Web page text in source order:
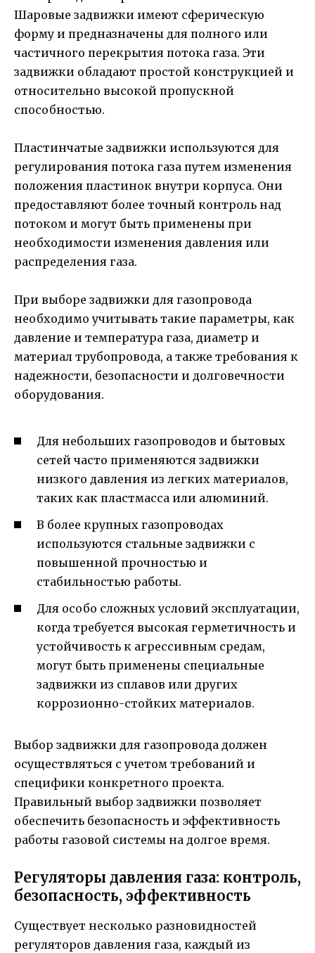
Шаровые задвижки имеют сферическую
форму и предназначены для полного или
частичного перекрытия потока газа. Эти
задвижки обладают простой конструкцией и
относительно высокой пропускной
способностью.
Пластинчатые задвижки используются для
регулирования потока газа путем изменения
положения пластинок внутри корпуса. Они
предоставляют более точный контроль над
потоком и могут быть применены при
необходимости изменения давления или
распределения газа.
При выборе задвижки для газопровода
необходимо учитывать такие параметры, как
давление и температура газа, диаметр и
материал трубопровода, а также требования к
надежности, безопасности и долговечности
оборудования.
Для небольших газопроводов и бытовых
сетей часто применяются задвижки
низкого давления из легких материалов,
таких как пластмасса или алюминий.
В более крупных газопроводах
используются стальные задвижки с
повышенной прочностью и
стабильностью работы.
Для особо сложных условий эксплуатации,
когда требуется высокая герметичность и
устойчивость к агрессивным средам,
могут быть применены специальные
задвижки из сплавов или других
коррозионно-стойких материалов.
Выбор задвижки для газопровода должен
осуществляться с учетом требований и
специфики конкретного проекта.
Правильный выбор задвижки позволяет
обеспечить безопасность и эффективность
работы газовой системы на долгое время.
Регуляторы давления газа: контроль,
безопасность, эффективность
Существует несколько разновидностей
регуляторов давления газа, каждый из